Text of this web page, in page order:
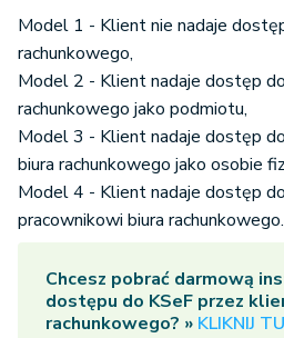
Model 1 - Klient nie nadaje
rachunkowego,
Model 2 - Klient nadaje dostęp
rachunkowego jako podmiotu,
Model 3 - Klient nadaje dostęp
biura rachunkowego jako osobie
Model 4 - Klient nadaje dostęp
pracownikowi biura rachunkowego.
Chcesz pobrać darmową
dostępu do KSeF przez
rachunkowego? » KLIKNIJ